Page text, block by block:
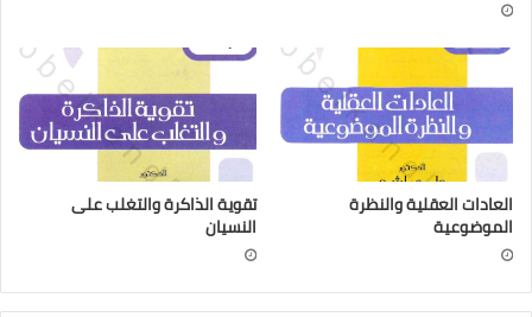
العادات العقلية والنظرة
الموضوعية
تقوية الذاكرة والتغلب على
النسيان